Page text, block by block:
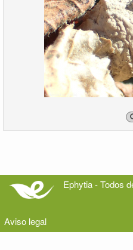
Ephytia - Todos
Aviso legal